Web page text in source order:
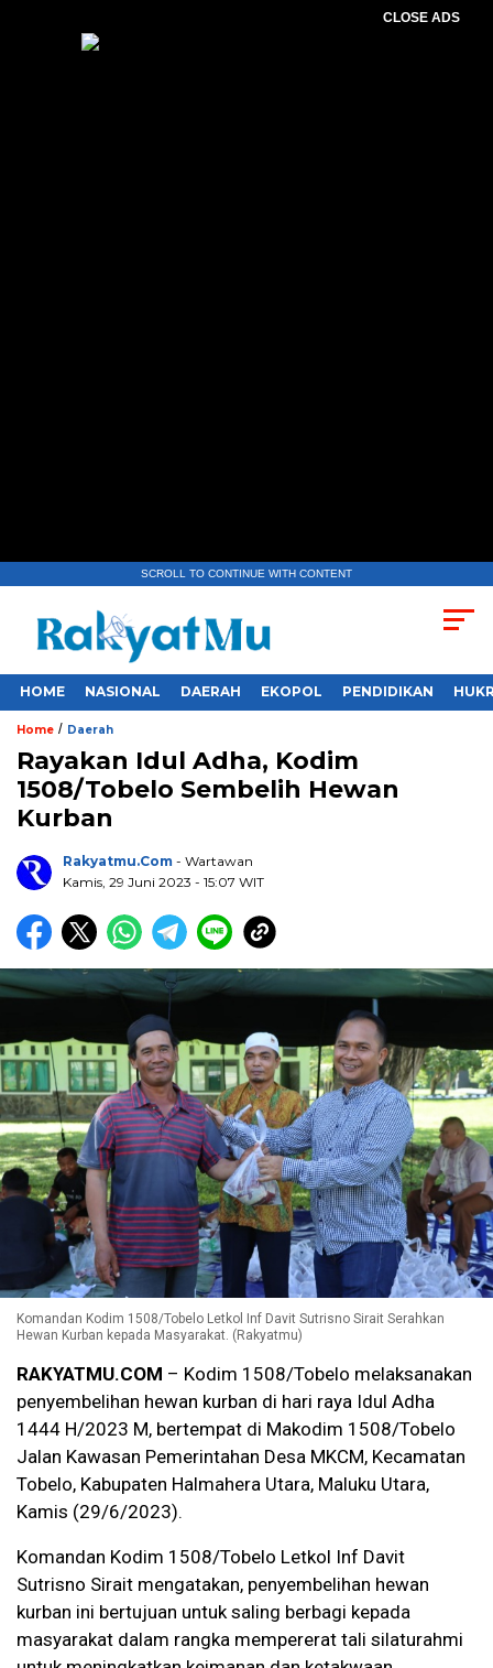
CLOSE ADS
SCROLL TO CONTINUE WITH CONTENT
HOME NASIONAL DAERAH EKOPOL PENDIDIKAN
Home / Daerah
Rayakan Idul Adha, Kodim
1508/Tobelo Sembelih Hewan
Kurban
Rakyatmu.com - Wartawan
Kamis, 29 Juni 2023 - 15:07 WIT
Komandan Kodim 1508/Tobelo Letkol Inf Davit Sutrisno Sirait Serahkan
Hewan Kurban kepada Masyarakat. (Rakyatmu)
RAKYATMU.COM – Kodim 1508/Tobelo melaksanakan
penyembelihan hewan kurban di hari raya Idul Adha
1444 H/2023 M, bertempat di Makodim 1508/Tobelo
Jalan Kawasan Pemerintahan Desa MKCM, Kecamatan
Tobelo, Kabupaten Halmahera Utara, Maluku Utara,
Kamis (29/6/2023).
Komandan Kodim 1508/Tobelo Letkol Inf Davit
Sutrisno Sirait mengatakan, penyembelihan hewan
kurban ini bertujuan untuk saling berbagi kepada
masyarakat dalam rangka mempererat tali silaturahmi